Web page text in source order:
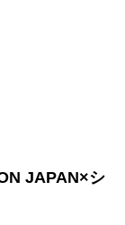
JAPAN×シ